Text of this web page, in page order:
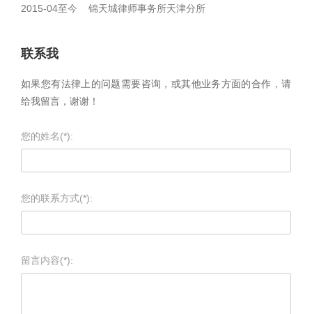
2015-04至今 锦天城律师事务所天津分所
联系我
如果您有法律上的问题需要咨询，或其他业务方面的合作，请
给我留言，谢谢！
您的姓名(*):
您的联系方式(*):
留言内容(*):